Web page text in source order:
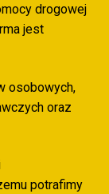
drogowej
jest
osobowych,
oraz
potrafimy